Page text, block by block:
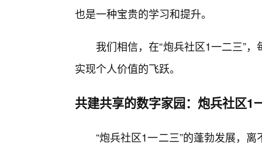
也是一种宝贵的学习和提升。
我们相信，在“炮兵社区1一二三”
实现个人价值的飞跃。
共建共享的数字家园：炮兵社区1
“炮兵社区1一二三”的蓬勃发展，